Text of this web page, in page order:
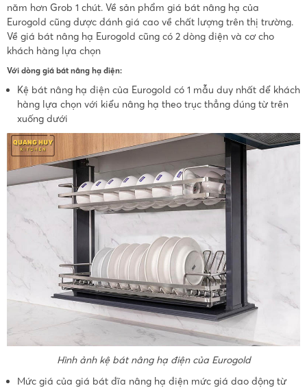
năm hơn Grob 1 chút. Về sản phẩm giá bát nâng hạ của
Eurogold cũng được đánh giá cao về chất lượng trên thị trường.
Về giá bát nâng hạ Eurogold cũng có 2 dòng điện và cơ cho
khách hàng lựa chọn
Với dòng giá bát nâng hạ điện:
Kệ bát nâng hạ điện của Eurogold có 1 mẫu duy nhất để khách
hàng lựa chọn với kiểu nâng hạ theo trục thẳng đúng từ trên
xuống dưới
Hình ảnh kệ bát nâng hạ điện của Eurogold
Mức giá của giá bát đĩa nâng hạ điện mức giá dao động từ